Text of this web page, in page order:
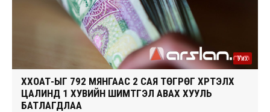
Уих
ХХОАТ-ЫГ 792 МЯНГААС 2 САЯ ТӨГРӨГ ХҮРТЭЛХ
ЦАЛИНД 1 ХУВИЙН ШИМТГЭЛ АВАХ ХУУЛЬ
БАТЛАГДЛАА